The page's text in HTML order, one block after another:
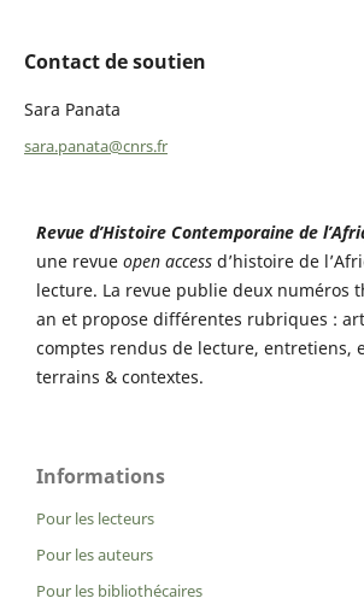
Contact de soutien
Sara Panata
sara.panata@cnrs.fr
Revue d’Histoire Contemporaine de
une revue open access d’histoire de
lecture. La revue publie deux numéros
an et propose différentes rubriques :
comptes rendus de lecture, entretiens,
terrains & contextes.
Informations
Pour les lecteurs
Pour les auteurs
Pour les bibliothécaires